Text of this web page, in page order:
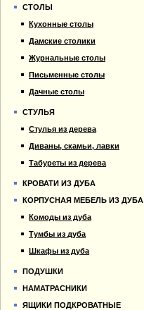
СТОЛЫ
Кухонные столы
Дамские столики
Журнальные столы
Письменные столы
Дачные столы
СТУЛЬЯ
Стулья из дерева
Диваны, скамьи, лавки
Табуреты из дерева
КРОВАТИ ИЗ ДУБА
КОРПУСНАЯ МЕБЕЛЬ ИЗ ДУБА
Комоды из дуба
Тумбы из дуба
Шкафы из дуба
ПОДУШКИ
НАМАТРАСНИКИ
ЯЩИКИ ПОДКРОВАТНЫЕ